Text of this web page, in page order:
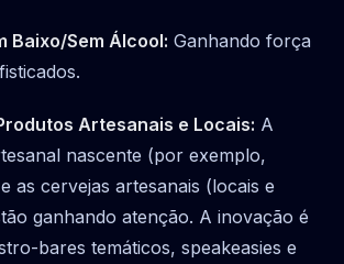
Baixo/Sem Álcool: Ganhando força
Artesanais e Locais: A
nascente (por exemplo,
as cervejas artesanais (locais e
ganhando atenção. A inovação é
bares temáticos, speakeasies e